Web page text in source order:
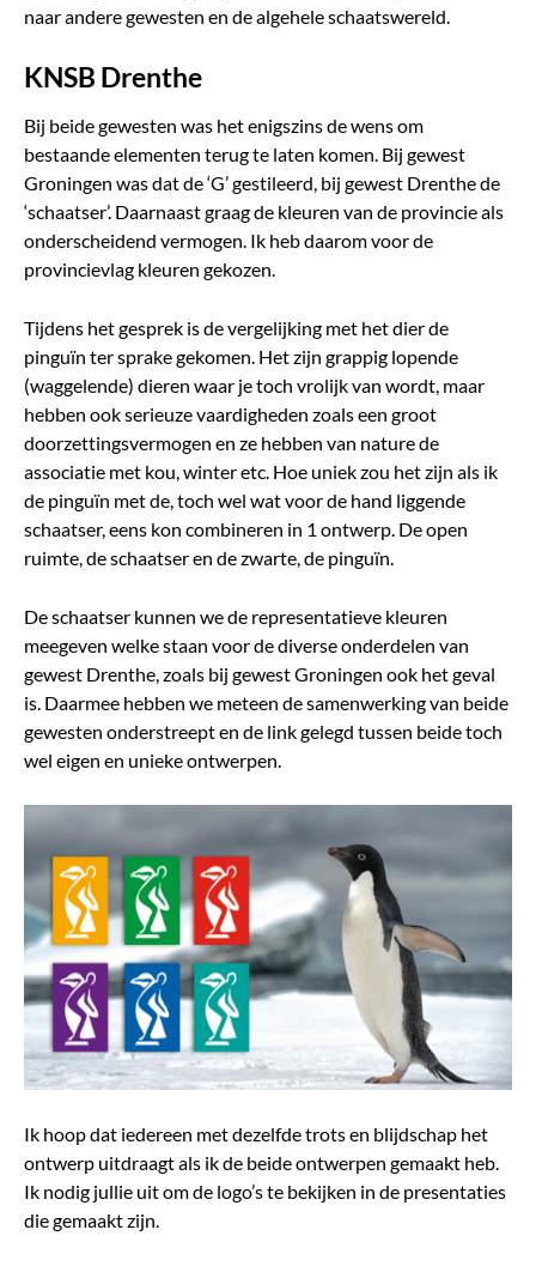
naar andere gewesten en de algehele schaatswereld.
KNSB Drenthe
Bij beide gewesten was het enigszins de wens om
bestaande elementen terug te laten komen. Bij gewest
Groningen was dat de ‘G’ gestileerd, bij gewest Drenthe de
‘schaatser’. Daarnaast graag de kleuren van de provincie als
onderscheidend vermogen. Ik heb daarom voor de
provincievlag kleuren gekozen.
Tijdens het gesprek is de vergelijking met het dier de
pinguïn ter sprake gekomen. Het zijn grappig lopende
(waggelende) dieren waar je toch vrolijk van wordt, maar
hebben ook serieuze vaardigheden zoals een groot
doorzettingsvermogen en ze hebben van nature de
associatie met kou, winter etc. Hoe uniek zou het zijn als ik
de pinguïn met de, toch wel wat voor de hand liggende
schaatser, eens kon combineren in 1 ontwerp. De open
ruimte, de schaatser en de zwarte, de pinguïn.
De schaatser kunnen we de representatieve kleuren
meegeven welke staan voor de diverse onderdelen van
gewest Drenthe, zoals bij gewest Groningen ook het geval
is. Daarmee hebben we meteen de samenwerking van beide
gewesten onderstreept en de link gelegd tussen beide toch
wel eigen en unieke ontwerpen.
Ik hoop dat iedereen met dezelfde trots en blijdschap het
ontwerp uitdraagt als ik de beide ontwerpen gemaakt heb.
Ik nodig jullie uit om de logo’s te bekijken in de presentaties
die gemaakt zijn.